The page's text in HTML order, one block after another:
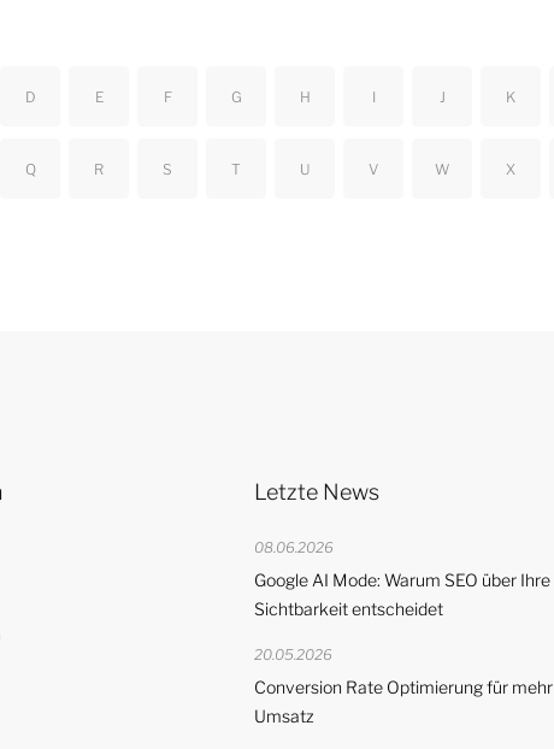
D E F G H I J K
Q R S T U V W X
Letzte News
08.06.2026
Google AI Mode: Warum SEO über Ihre
Sichtbarkeit entscheidet
20.05.2026
Conversion Rate Optimierung für mehr
Umsatz